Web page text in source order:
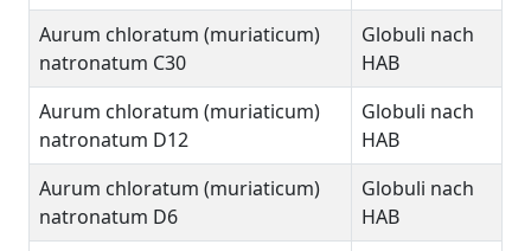
Aurum chloratum (muriaticum)
natronatum C30
Globuli nach
HAB
Aurum chloratum (muriaticum)
natronatum D12
Globuli nach
HAB
Aurum chloratum (muriaticum)
natronatum D6
Globuli nach
HAB